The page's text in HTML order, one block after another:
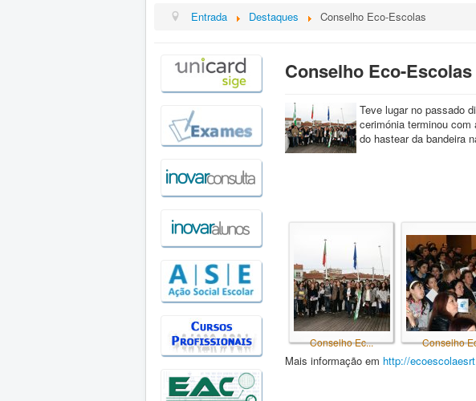
Entrada Destaques Conselho Eco-Escolas
Conselho Eco-Escolas
Teve lugar no passado
cerimónia terminou
do hastear da bandeira
Conselho Ec... Conselho
Mais informação em http://